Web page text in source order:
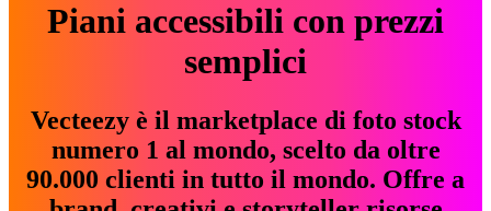
Piani accessibili con prezzi
semplici
Vecteezy è il marketplace di foto stock
numero 1 al mondo, scelto da oltre
90.000 clienti in tutto il mondo. Offre a